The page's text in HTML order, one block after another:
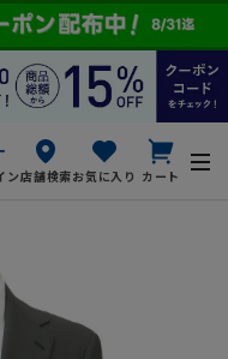
ン店舗検索お気に入り カート